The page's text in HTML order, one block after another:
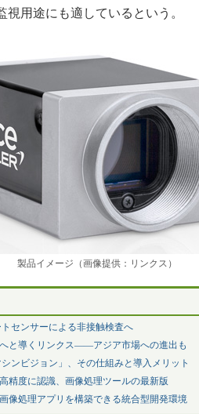
用途にも適しているという。
製品イメージ（画像提供：リンクス）
センサーによる非接触検査へ
と導くリンクス――アジア市場への進出も
ンビジョン」、その仕組みと導入メリット
精度に認識、画像処理ツールの最新版
像処理アプリを構築できる統合型開発環境